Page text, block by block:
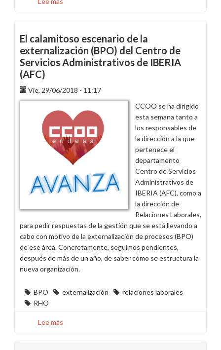
0,5%
en
julio
los
conceptos
salariales
revalorizables
El calamitoso escenario de la
externalización (BPO) del Centro de
Servicios Administrativos de IBERIA
(AFC)
Vie, 29/06/2018 - 11:17
CCOO se ha dirigido
esta semana tanto a
los responsables de
la dirección a la que
pertenece el
departamento
Centro de Servicios
Administrativos de
IBERIA (AFC), como a
la dirección de
Relaciones Laborales,
para pedir respuestas de la gestión que se está llevando a
cabo con motivo de la externalización de procesos (BPO)
de ese área. Concretamente, seguimos pendientes,
después de más de un año, de saber cómo se estructura la
nueva organización.
BPO externalización
relaciones laborales
RHO
Lee más